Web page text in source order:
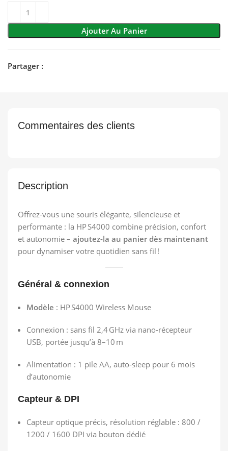
Ajouter Au Panier
Partager :
Description
Offrez-vous une souris élégante, silencieuse et
performante : la HP S4000 combine précision, confort
et autonomie – ajoutez-la au panier dès maintenant
pour dynamiser votre quotidien sans fil !
Général & connexion
Modèle : HP S4000 Wireless Mouse
Connexion : sans fil 2,4 GHz via nano‑récepteur
USB, portée jusqu’à 8–10 m
Alimentation : 1 pile AA, auto‑sleep pour 6 mois
d’autonomie
Capteur & DPI
Capteur optique précis, résolution réglable : 800 /
1200 / 1600 DPI via bouton dédié
Commentaires des clients